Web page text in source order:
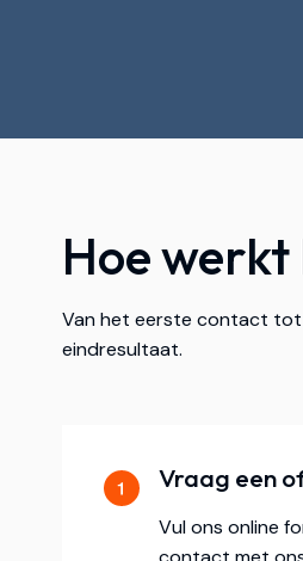
Hoe werkt
Van het eerste contact tot
eindresultaat.
Vraag een
Vul ons online